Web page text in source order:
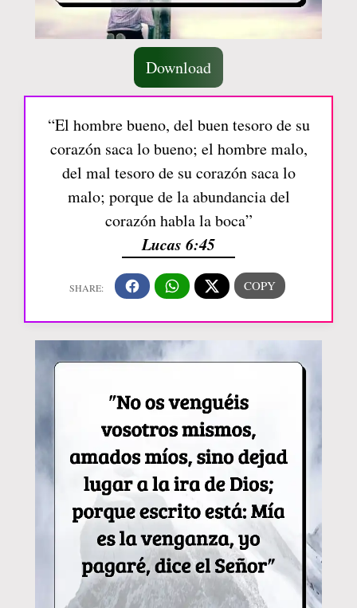
Download
“El hombre bueno, del buen tesoro de su
corazón saca lo bueno; el hombre malo,
del mal tesoro de su corazón saca lo
malo; porque de la abundancia del
corazón habla la boca”
Lucas 6:45